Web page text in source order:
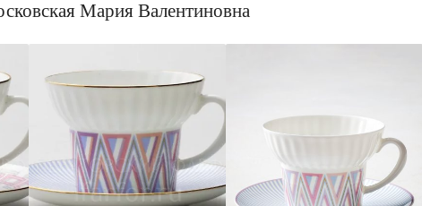
Мария Валентиновна